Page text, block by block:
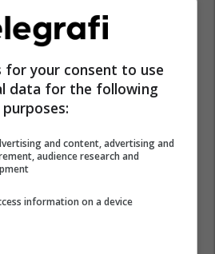
for your consent to use
data for the following
purposes:
and content, advertising and
audience research and
information on a device